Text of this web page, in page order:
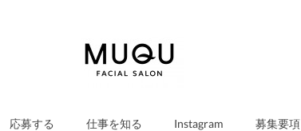
応募する 仕事を知る Instagram 募集要項